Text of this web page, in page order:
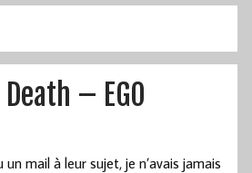
– EGO
un mail à leur sujet, je n’avais jamais